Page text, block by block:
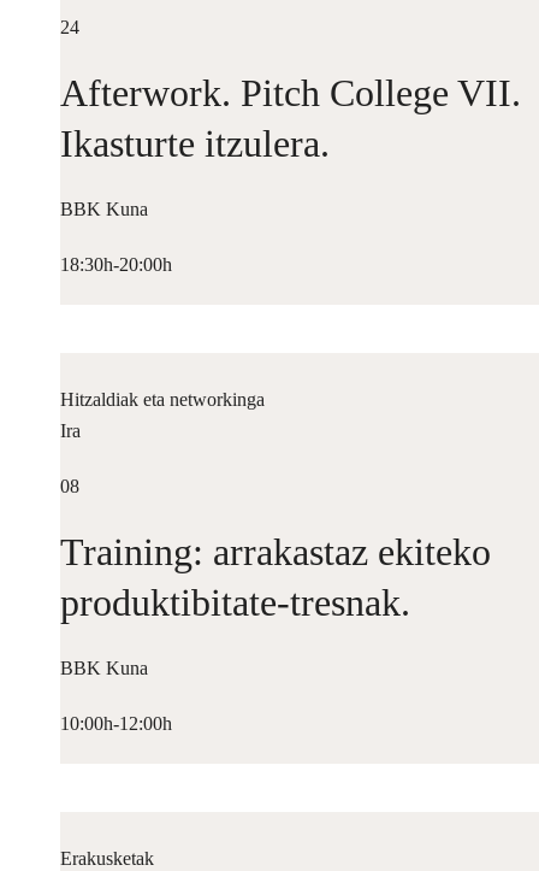
24
Afterwork. Pitch College VII.
Ikasturte itzulera.
BBK Kuna
18:30h-20:00h
Hitzaldiak eta networkinga
Ira
08
Training: arrakastaz ekiteko
produktibitate-tresnak.
BBK Kuna
10:00h-12:00h
Erakusketak